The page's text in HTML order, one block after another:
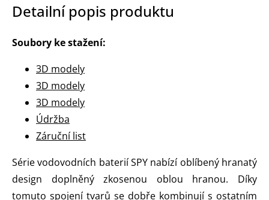
Detailní popis produktu
Soubory ke stažení:
3D modely
3D modely
3D modely
Údržba
Záruční list
Série vodovodních baterií SPY nabízí oblíbený hranatý
design doplněný zkosenou oblou hranou. Díky
tomuto spojení tvarů se dobře kombinují s ostatním